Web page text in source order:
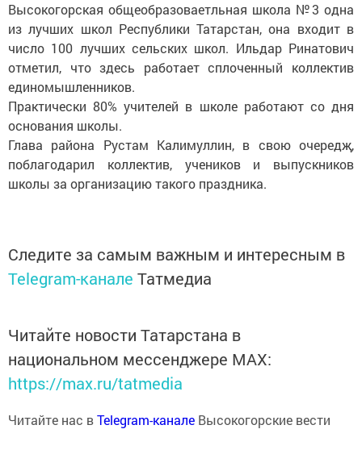
Высокогорская общеобразоваетльная школа №3 одна
из лучших школ Республики Татарстан, она входит в
число 100 лучших сельских школ. Ильдар Ринатович
отметил, что здесь работает сплоченный коллектив
единомышленников.
Практически 80% учителей в школе работают со дня
основания школы.
Глава района Рустам Калимуллин, в свою очередҗ,
поблагодарил коллектив, учеников и выпускников
школы за организацию такого праздника.
Следите за самым важным и интересным в
Telegram-канале Татмедиа
Читайте новости Татарстана в
национальном мессенджере MАХ:
https://max.ru/tatmedia
Читайте нас вTelegram-канале Высокогорские вести